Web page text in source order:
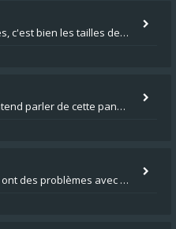
Les chiffres que tu donnes, c'est bien les tailles de gicleur ? Par contre tes "-2 tours" à quoi correspondent t'ils ?
:surprised: première fois que j'entend parler de cette panne ,ta moto aurait été maraboutée? :pretre:
Bonjour à tous Si des utilisateurs ont des problèmes avec leur moto qui démarre plus, la mienne ne coupe plus :?: - Je